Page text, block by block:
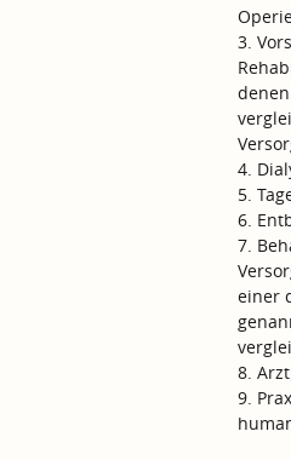
3.
4.
5.
6.
7.
einer
8.
9.